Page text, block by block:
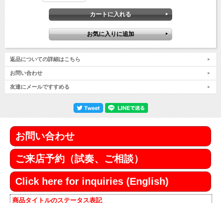
返品についての詳細はこちら
お問い合わせ
友達にメールですすめる
お問い合わせ
ご来店予約（試奏、ご相談）
Click here for inquiries (English)
商品タイトルのステータス表記